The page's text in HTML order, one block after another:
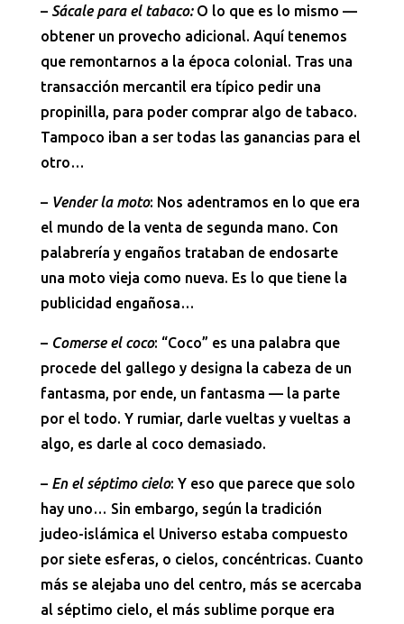
– Sácale para el tabaco:O lo que es lo mismo —
obtener un provecho adicional. Aquí tenemos
que remontarnos a la época colonial. Tras una
transacción mercantil era típico pedir una
propinilla, para poder comprar algo de tabaco.
Tampoco iban a ser todas las ganancias para el
otro…
– Vender la moto: Nos adentramos en lo que era
el mundo de la venta de segunda mano. Con
palabrería y engaños trataban de endosarte
una moto vieja como nueva. Es lo que tiene la
publicidad engañosa…
– Comerse el coco: “Coco” es una palabra que
procede del gallego y designa la cabeza de un
fantasma, por ende, un fantasma — la parte
por el todo. Y rumiar, darle vueltas y vueltas a
algo, es darle al coco demasiado.
– En el séptimo cielo: Y eso que parece que solo
hay uno… Sin embargo, según la tradición
judeo-islámica el Universo estaba compuesto
por siete esferas, o cielos, concéntricas. Cuanto
más se alejaba uno del centro, más se acercaba
al séptimo cielo, el más sublime porque era